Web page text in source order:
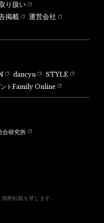
り扱い
掲載
運営会社
dancyu
STYLE
ントFamily Online
研究所
断転載を禁じます。